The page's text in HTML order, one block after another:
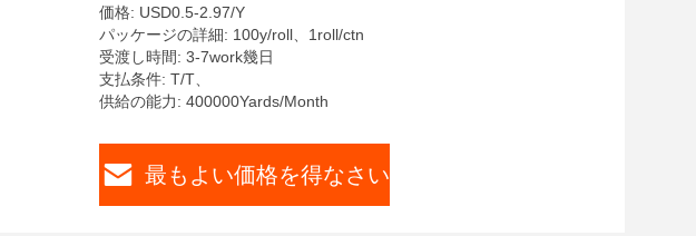
価格: USD0.5-2.97/Y
パッケージの詳細: 100y/roll、1roll/ctn
受渡し時間: 3-7work幾日
支払条件: T/T、
供給の能力: 400000Yards/Month
最もよい価格を得なさい